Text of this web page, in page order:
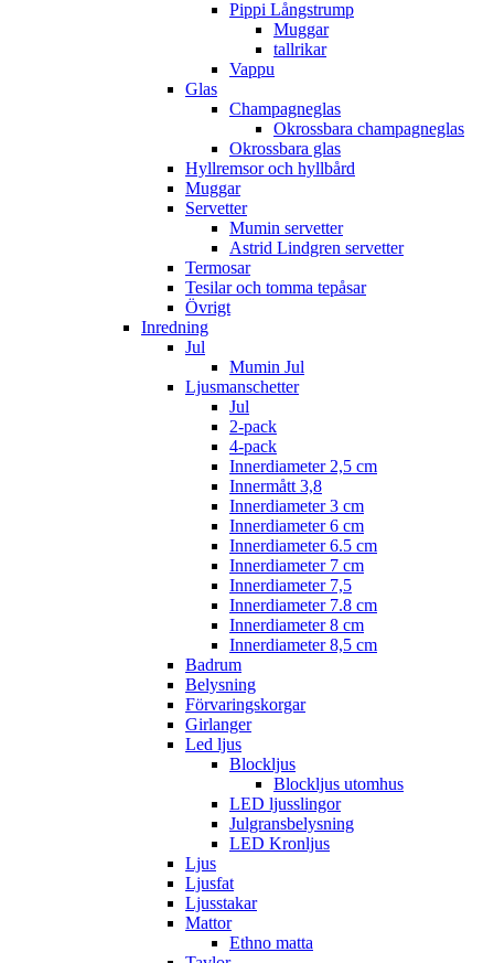
Pippi Långstrump
Muggar
tallrikar
Vappu
Glas
Champagneglas
Okrossbara champagneglas
Okrossbara glas
Hyllremsor och hyllbård
Muggar
Servetter
Mumin servetter
Astrid Lindgren servetter
Termosar
Tesilar och tomma tepåsar
Övrigt
Inredning
Jul
Mumin Jul
Ljusmanschetter
Jul
2-pack
4-pack
Innerdiameter 2,5 cm
Innermått 3,8
Innerdiameter 3 cm
Innerdiameter 6 cm
Innerdiameter 6.5 cm
Innerdiameter 7 cm
Innerdiameter 7,5
Innerdiameter 7.8 cm
Innerdiameter 8 cm
Innerdiameter 8,5 cm
Badrum
Belysning
Förvaringskorgar
Girlanger
Led ljus
Blockljus
Blockljus utomhus
LED ljusslingor
Julgransbelysning
LED Kronljus
Ljus
Ljusfat
Ljusstakar
Mattor
Ethno matta